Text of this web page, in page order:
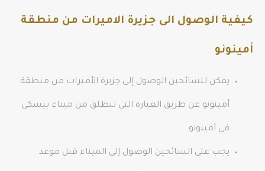
كيفية الوصول الى جزيرة الاميرات من منطقة
أمينونو
يمكن للسائحين الوصول إلى جزيرة الأميرات من منطقة
أمينونو عن طريق العبارة التي تنطلق من ميناء بيسكي
في أمينونو.
يجب على السائحين الوصول إلى الميناء قبل موعد